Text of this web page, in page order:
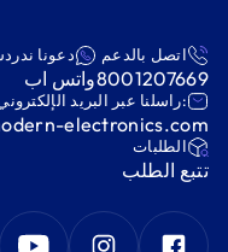
اتصل بالدعم
8001207669
دعونا
واتس اب
:راسلنا عبر البريد
electronics.com
‫الطلبات‬
‫تتبع الطلب‬